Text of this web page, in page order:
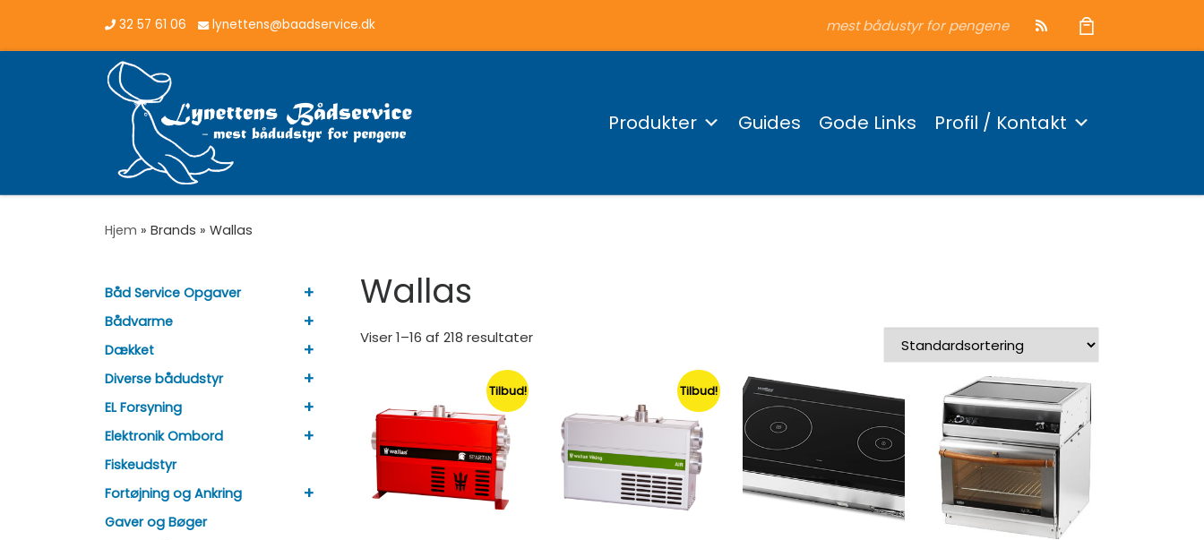
Vis hele indholdet32 57 61 06 lynettens@baadservice.dk mest bådustyr for pengene
Produkter Guides Gode Links Profil / Kontakt
Hjem » Brands » Wallas
Wallas
Viser 1–16 af 218 resultater
Tilbud! Tilbud!
Båd Service Opgaver +
Bådvarme +
Dækket +
Diverse bådudstyr +
EL Forsyning +
Elektronik Ombord +
Fiskeudstyr
Fortøjning og Ankring
+
Gaver og Bøger